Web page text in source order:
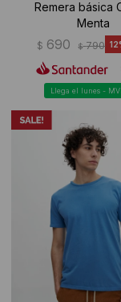
Remera básica
Menta
$ 690 $ 790 12
Llega el lunes -